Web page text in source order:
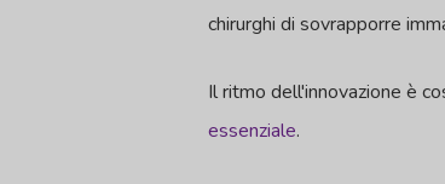
chirurghi di sovrapporre
Il ritmo dell'innovazione è
essenziale.